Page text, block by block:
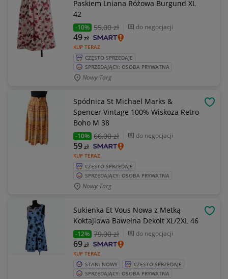
Paskiem Lniana Różowa Burgund XL
42
-10% 55,00 zł do negocjacji
KUP TERAZ
49zł
CZĘSTO SPRZEDAJE
SPRZEDAJĄCY: OSOBA PRYWATNA
Nowy Targ
Spódnica St Michael Marks &
Spencer Vintage 100% Wiskoza Retro
Boho M 38
-10% 66,00 zł do negocjacji
KUP TERAZ
59zł
CZĘSTO SPRZEDAJE
SPRZEDAJĄCY: OSOBA PRYWATNA
Nowy Targ
Sukienka Et Vous Nowa z Metką
Koktajlowa Bawełna Dekolt XL/2XL 46
-12% 79,00 zł do negocjacji
KUP TERAZ
69zł
STAN: NOWY
CZĘSTO SPRZEDAJE
SPRZEDAJĄCY: OSOBA PRYWATNA